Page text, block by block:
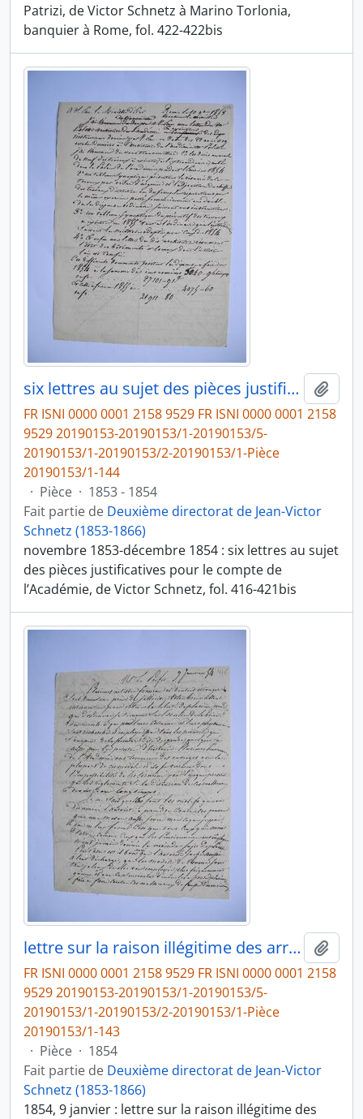
Patrizi, de Victor Schnetz à Marino Torlonia,
banquier à Rome, fol. 422-422bis
six lettres au sujet des pièces justificatives pour le compte de l’Académie, de Victor Schnetz
FR ISNI 0000 0001 2158 9529 FR ISNI 0000 0001 2158
9529 20190153-20190153/1-20190153/5-
20190153/1-20190153/2-20190153/1-Pièce
20190153/1-144
· Pièce · 1853 - 1854
Fait partie de Deuxième directorat de Jean-Victor
Schnetz (1853-1866)
novembre 1853-décembre 1854 : six lettres au sujet
des pièces justificatives pour le compte de
l’Académie, de Victor Schnetz, fol. 416-421bis
lettre sur la raison illégitime des arrestations répétées des modèles de l’Académie, de Victor Schnetz au préfet de Rome
FR ISNI 0000 0001 2158 9529 FR ISNI 0000 0001 2158
9529 20190153-20190153/1-20190153/5-
20190153/1-20190153/2-20190153/1-Pièce
20190153/1-143
· Pièce · 1854
Fait partie de Deuxième directorat de Jean-Victor
Schnetz (1853-1866)
1854, 9 janvier : lettre sur la raison illégitime des